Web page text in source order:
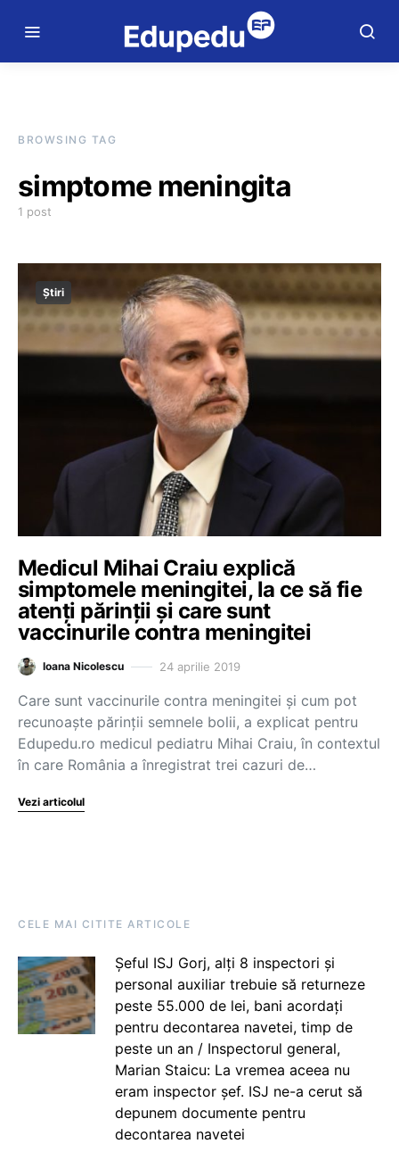
BROWSING TAG
simptome meningita
1 post
Știri
Medicul Mihai Craiu explică
simptomele meningitei, la ce să fie
atenți părinții și care sunt
vaccinurile contra meningitei
Ioana Nicolescu 24 aprilie 2019
Care sunt vaccinurile contra meningitei și cum pot
recunoaște părinții semnele bolii, a explicat pentru
Edupedu.ro medicul pediatru Mihai Craiu, în contextul
în care România a înregistrat trei cazuri de…
Vezi articolul
CELE MAI CITITE ARTICOLE
Șeful ISJ Gorj, alți 8 inspectori și
personal auxiliar trebuie să returneze
peste 55.000 de lei, bani acordați
pentru decontarea navetei, timp de
peste un an / Inspectorul general,
Marian Staicu: La vremea aceea nu
eram inspector șef. ISJ ne-a cerut să
depunem documente pentru
decontarea navetei